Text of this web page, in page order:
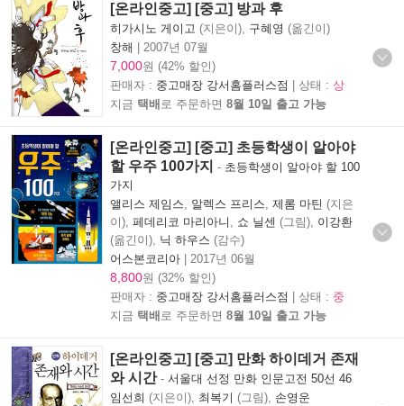
[온라인중고] [중고] 방과 후
히가시노 게이고 (지은이), 구혜영 (옮긴이)
창해
2007년 07월
7,000원 (42% 할인)
판매자 : 중고매장 강서홈플러스점 | 상태 : 상
지금 택배 로 주문하면 8월 10일 출고 가능
[온라인중고] [중고] 초등학생이 알아야
할 우주 100가지 - 초등학생이 알아야 할 100
가지
앨리스 제임스, 알렉스 프리스, 제롬 마틴 (지은
이), 페데리코 마리아니 , 쇼 닐센 (그림), 이강환
(옮긴이), 닉 하우스 (감수)
어스본코리아
2017년 06월
8,800원 (32% 할인)
판매자 : 중고매장 강서홈플러스점 | 상태 : 중
지금 택배 로 주문하면 8월 10일 출고 가능
[온라인중고] [중고] 만화 하이데거 존재
와 시간- 서울대 선정 만화 인문고전 50선 46
임선희 (지은이), 최복기 (그림), 손영운